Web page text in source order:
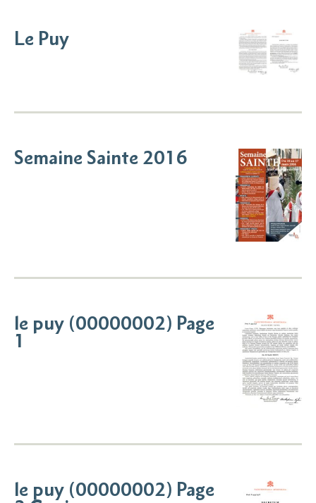
Le Puy
Semaine Sainte 2016
le puy (00000002) Page
1
le puy (00000002) Page